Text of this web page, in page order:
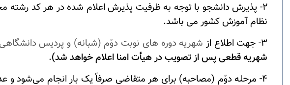
2- پذیرش دانشجو با توجه به ظرفیت پذیرش اعلام شده در هر کد
نظام آموزش کشور می باشد.
3- جهت اطلاع از شهریه دوره ­های نوبت دوّم (شبانه) و پردیس دانشگاهی
شهریه قطعی پس از تصویب در هیأت امنا اعلام خواهد شد).
4
- مرحله دوّم (مصاحبه) برای هر متقاضی صرفاً یک بار انجام می‌شود